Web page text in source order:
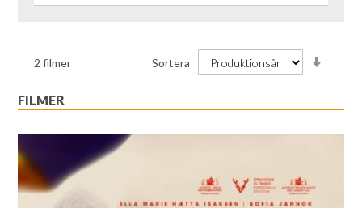
2 filmer Sortera
FILMER